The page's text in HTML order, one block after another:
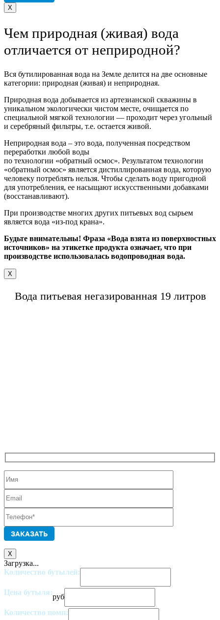
X
Чем природная (живая) вода
отличается от неприродной?
Вся бутилированная вода на Земле делится на две основные
категории: природная (живая) и неприродная.
Природная вода добывается из артезианской скважины в
уникальном экологически чистом месте, очищается по
специальной мягкой технологии — проходит через угольный
и серебряный фильтры, т.е. остается живой.
Неприродная вода – это вода, полученная посредством
переработки любой воды
по технологии «обратный осмос». Результатом технологии
«обратный осмос» является дистиллированная вода, которую
человеку потреблять нельзя. Чтобы сделать воду пригодной
для употребления, ее насыщают искусственными добавками
(восстанавливают).
При производстве многих других питьевых вод сырьем
является вода «из-под крана».
Будьте внимательны! Фраза «Вода взята из поверхностных
источников» на этикетке продукта означает, что при
производстве использовалась водопроводная вода.
X
Вода питьевая негазированная 19 литров
X
Загрузка...
Количество бутылей:
Цена бутыля:
руб
Количество помп: